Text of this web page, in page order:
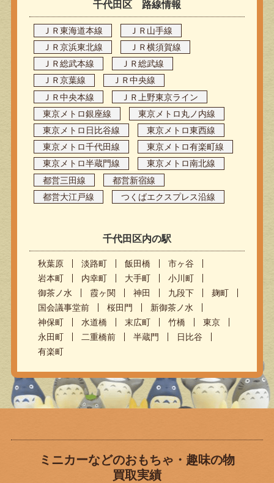
千代田区 路線情報
ＪＲ東海道本線
ＪＲ山手線
ＪＲ京浜東北線
ＪＲ横須賀線
ＪＲ総武本線
ＪＲ総武線
ＪＲ京葉線
ＪＲ中央線
ＪＲ中央本線
ＪＲ上野東京ライン
東京メトロ銀座線
東京メトロ丸ノ内線
東京メトロ日比谷線
東京メトロ東西線
東京メトロ千代田線
東京メトロ有楽町線
東京メトロ半蔵門線
東京メトロ南北線
都営三田線
都営新宿線
都営大江戸線
つくばエクスプレス沿線
千代田区内の駅
秋葉原 淡路町 飯田橋
市ヶ谷
岩本町
内幸町 大手町
小川町
御茶ノ水
霞ヶ関 神田 九段下
麹町
国会議事堂前
桜田門
新御茶ノ水
神保町
水道橋 末広町 竹橋
東京
永田町
二重橋前 半蔵門
日比谷
有楽町
ミニカーなどのおもちゃ・趣味の物
買取実績